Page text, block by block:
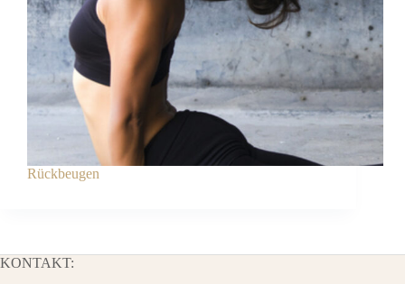
Rückbeugen
KONTAKT: